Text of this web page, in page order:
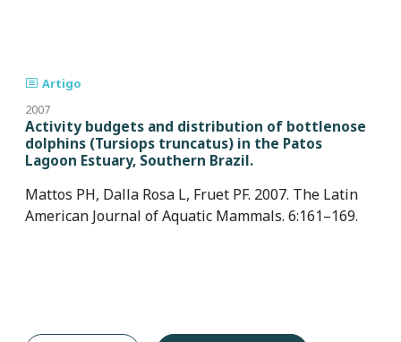
Artigo
2007
Activity budgets and distribution of bottlenose
dolphins (Tursiops truncatus) in the Patos
Lagoon Estuary, Southern Brazil.
Mattos PH, Dalla Rosa L, Fruet PF. 2007. The Latin
American Journal of Aquatic Mammals. 6:161–169.